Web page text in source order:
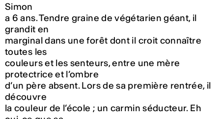
Simon
a 6 ans. Tendre graine de végétarien géant, il
grandit en
marginal dans une forêt dont il croit connaître
toutes les
couleurs et les senteurs, entre une mère
protectrice et l’ombre
d’un père absent. Lors de sa première rentrée, il
découvre
la couleur de l’école ; un carmin séducteur. Eh